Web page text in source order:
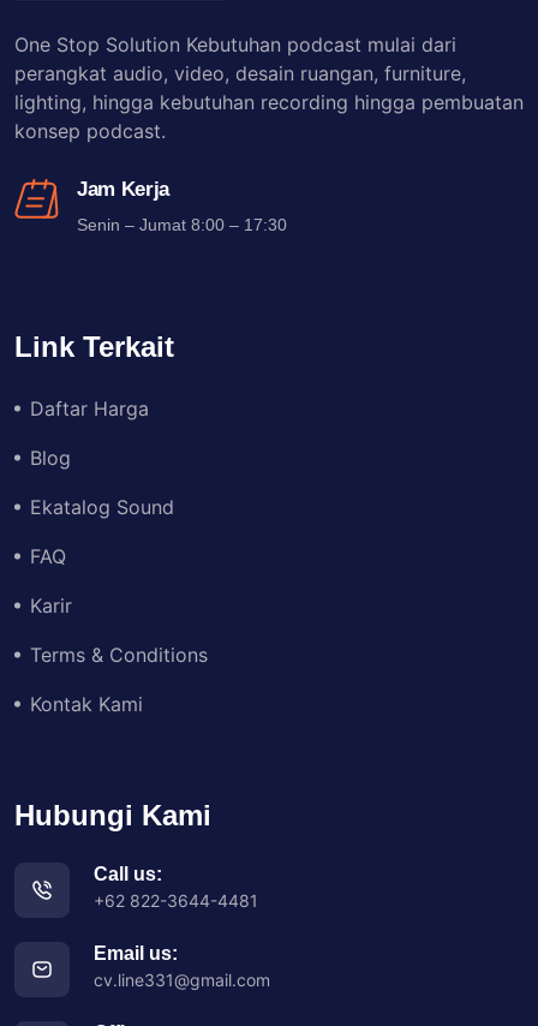
One Stop Solution Kebutuhan podcast mulai dari
perangkat audio, video, desain ruangan, furniture,
lighting, hingga kebutuhan recording hingga pembuatan
konsep podcast.
Jam Kerja
Senin – Jumat 8:00 – 17:30
Link Terkait
Daftar Harga
Blog
Ekatalog Sound
FAQ
Karir
Terms & Conditions
Kontak Kami
Hubungi Kami
Call us:
+62 822-3644-4481
Email us:
cv.line331@gmail.com